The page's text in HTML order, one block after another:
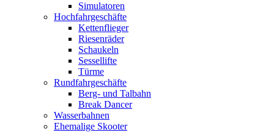
Simulatoren
Hochfahrgeschäfte
Kettenflieger
Riesenräder
Schaukeln
Sessellifte
Türme
Rundfahrgeschäfte
Berg- und Talbahn
Break Dancer
Wasserbahnen
Ehemalige Skooter